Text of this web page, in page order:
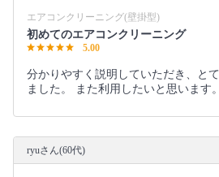
エアコンクリーニング(壁掛型)
初めてのエアコンクリーニング
5.00
分かりやすく説明していただき、と
ました。 また利用したいと思います。
ryuさん(60代)